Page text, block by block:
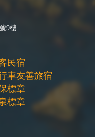
9樓
民宿
車友善旅宿
標章
標章